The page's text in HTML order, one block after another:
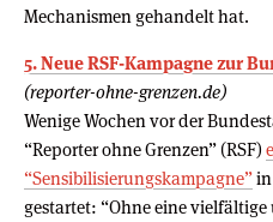
Mechanismen gehandelt hat.
5. Neue RSF-Kampagne zur
(reporter-ohne-grenzen.de)
Wenige Wochen vor der
“Reporter ohne Grenzen” (RSF)
“Sensibilisierungskampagne”
gestartet: “Ohne eine vielfältige